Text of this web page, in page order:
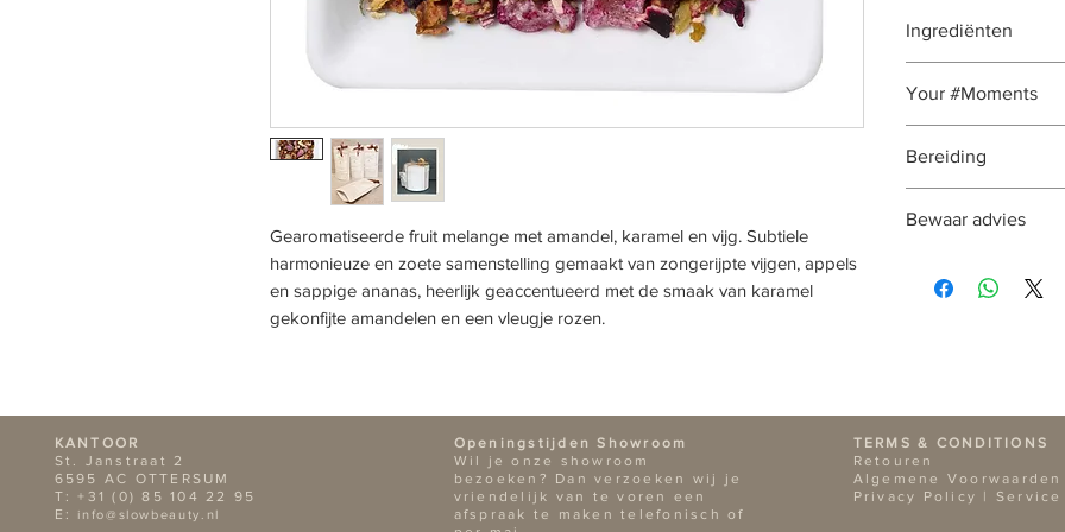
Gearomatiseerde fruit melange met amandel, karamel en vijg. Subtiele
harmonieuze en zoete samenstelling gemaakt van zongerijpte vijgen, appels
en sappige ananas, heerlijk geaccentueerd met de smaak van karamel
gekonfijte amandelen en een vleugje rozen.
Ingrediënten
appel stukjes,
geschaafde
rozenknopjes,
extract (hibiscus,
Your #Moments
Werking:
bloedruik,
Smaak
: fruitig met
Bereiding
Dosering: 1 - 2
Bewaar advies
bewaren zonder
droge en donkere
KANTOOR
St. Janstraat 2
6595 AC OTTERSUM
T: +31 (0) 85 104 22 95
E:
info@slowbeauty.nl
Openingstijden Showroom
Wil je onze showroom
bezoeken? Dan verzoeken wij je
vriendelijk van te voren een
afspraak te maken telefonisch of
TERMS & CONDITIONS
Retouren
Algemene Voorwaarden
Privacy Policy | Service